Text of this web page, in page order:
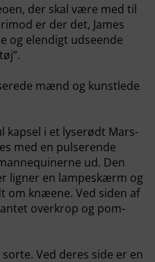
der skal være med til
er der det, James
og elendigt udseende
mænd og kunstlede
kapsel i et lyserødt Mars-
med en pulserende
ud. Den
ligner en lampeskærm og
om knæene. Ved siden af
overkrop og pom-
Ved deres side er en